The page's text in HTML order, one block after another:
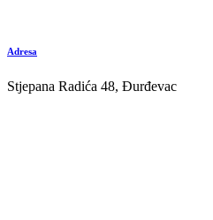
Adresa
Stjepana Radića 48, Đurđevac